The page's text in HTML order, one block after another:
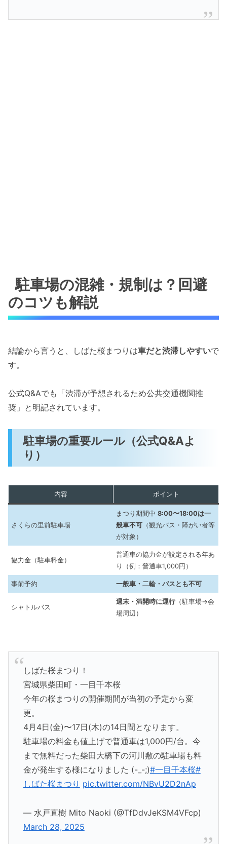
駐車場の混雑・規制は？回避
のコツも解説
結論から言うと、しばた桜まつりは車だと渋滞しやすいで
す。
公式Q&Aでも「渋滞が予想されるため公共交通機関推
奨」と明記されています。
駐車場の重要ルール（公式Q&Aよ
り）
内容 ポイント
さくらの里前駐車場
まつり期間中 8:00〜18:00は一
般車不可 （観光バス・障がい者等
が対象）
協力金（駐車料金）
普通車の協力金が設定される年あ
り（例：普通車1,000円）
事前予約 一般車・二輪・バスとも不可
シャトルバス
週末・満開時に運行 （駐車場→会
場周辺）
しばた桜まつり！
宮城県柴田町・一目千本桜
今年の桜まつりの開催期間が当初の予定から変
更。
4月4日(金)〜17日(木)の14日間となります。
駐車場の料金も値上げで普通車は1,000円/台。今
まで無料だった柴田大橋下の河川敷の駐車場も料
金が発生する様になりました (-_-;)#一目千本桜#
しばた桜まつり pic.twitter.com/NBvU2D2nAp
— 水戸直樹 Mito Naoki (@TfDdvJeKSM4VFcp)
March 28, 2025